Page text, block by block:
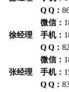
Q Q：
微信：
徐经理 手机：
Q Q：
微信：
张经理 手机：
Q Q：